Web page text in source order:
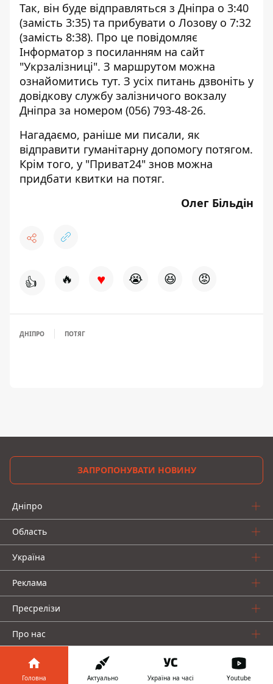
Так, він буде відправляться з Дніпра о 3:40
(замість 3:35) та прибувати о Лозову о 7:32
(замість 8:38). Про це повідомляє
Інформатор з посиланням на сайт
"Укрзалізниці". З маршрутом можна
ознайомитись тут. З усіх питань дзвоніть у
довідкову службу залізничого вокзалу
Дніпра за номером (056) 793-48-26.
Нагадаємо, раніше ми писали, як
відправити гуманітарну допомогу потягом.
Крім того, у "Приват24" знов можна
придбати квитки на потяг.
Олег Більдін
👍 🔥 ♥ 😭 😆 😡
ДНІПРО ПОТЯГ
ЗАПРОПОНУВАТИ НОВИНУ
Дніпро
Область
Україна
Реклама
Пресрелізи
Про нас
Головна Актуально Україна на часі Youtube